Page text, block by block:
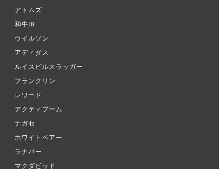
アトムズ
和牛JB
ウイルソン
アディダス
ルイスビルスラッガー
フランクリン
レワード
アクティブーム
ナガセ
ホワイトベアー
ラナパー
マクダビッド